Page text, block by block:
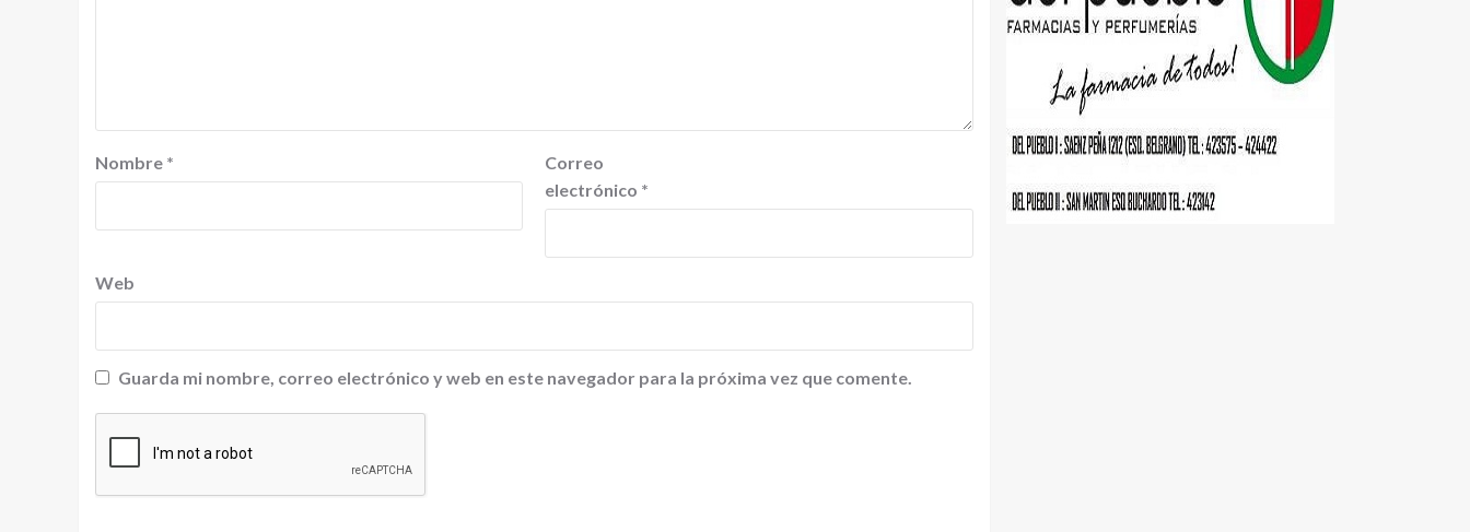
Nombre *
Correo
electrónico *
Web
Guarda mi nombre, correo electrónico y web en este navegador para la próxima vez que comente.